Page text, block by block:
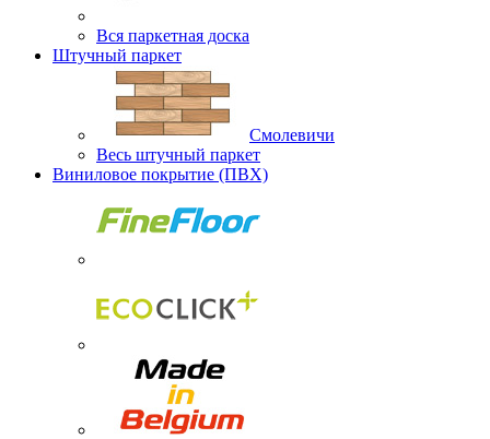
Вся паркетная доска
Штучный паркет
Смолевичи
Весь штучный паркет
Виниловое покрытие (ПВХ)